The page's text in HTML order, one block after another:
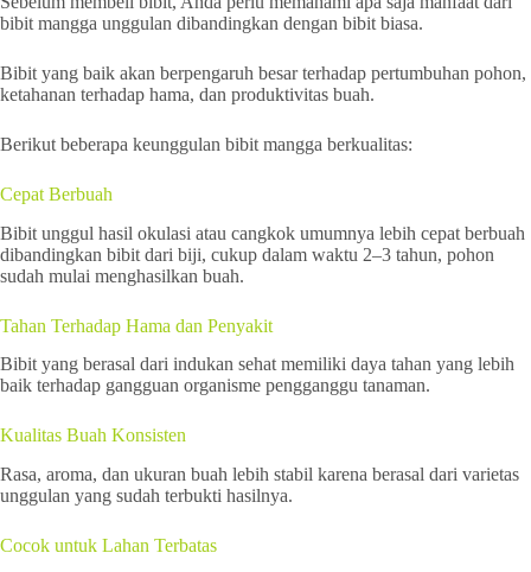
bibit mangga unggulan dibandingkan dengan bibit biasa.
Bibit yang baik akan berpengaruh besar terhadap pertumbuhan pohon,
ketahanan terhadap hama, dan produktivitas buah.
Berikut beberapa keunggulan bibit mangga berkualitas:
Cepat Berbuah
Bibit unggul hasil okulasi atau cangkok umumnya lebih cepat berbuah
dibandingkan bibit dari biji, cukup dalam waktu 2–3 tahun, pohon
sudah mulai menghasilkan buah.
Tahan Terhadap Hama dan Penyakit
Bibit yang berasal dari indukan sehat memiliki daya tahan yang lebih
baik terhadap gangguan organisme pengganggu tanaman.
Kualitas Buah Konsisten
Rasa, aroma, dan ukuran buah lebih stabil karena berasal dari varietas
unggulan yang sudah terbukti hasilnya.
Cocok untuk Lahan Terbatas